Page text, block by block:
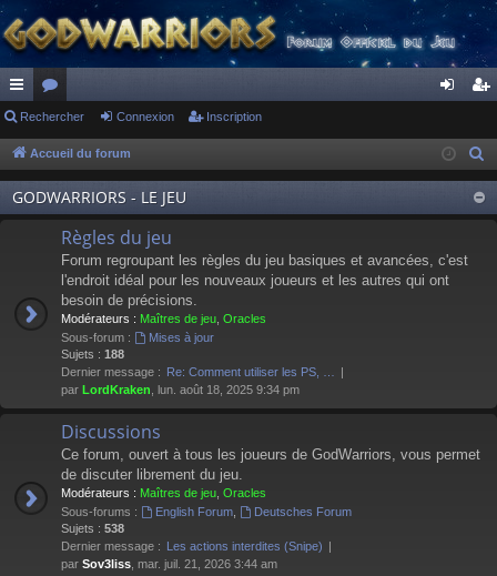
ac
co
ur
ci
or
u
m
s
ne
xi
on
cri
pti
on
Rechercher Connexion Inscription
Accueil du forum
GODWARRIORS - LE JEU
Règles du jeu
Forum regroupant les règles du jeu basiques et avancées, c'est
l'endroit idéal pour les nouveaux joueurs et les autres qui ont
besoin de précisions.
Modérateurs : Maîtres de jeu Oracles
Sous-forum :
Mises à jour
Sujets : 188
Dernier message : Re: Comment utiliser les PS, …
par LordKraken , lun. août 18, 2025 9:34 pm
Discussions
Ce forum, ouvert à tous les joueurs de GodWarriors, vous permet
de discuter librement du jeu.
Modérateurs : Maîtres de jeu Oracles
Sous-forums :
English Forum,
Deutsches Forum
Sujets : 538
Dernier message : Les actions interdites (Snipe)
par Sov3liss , mar. juil. 21, 2026 3:44 am